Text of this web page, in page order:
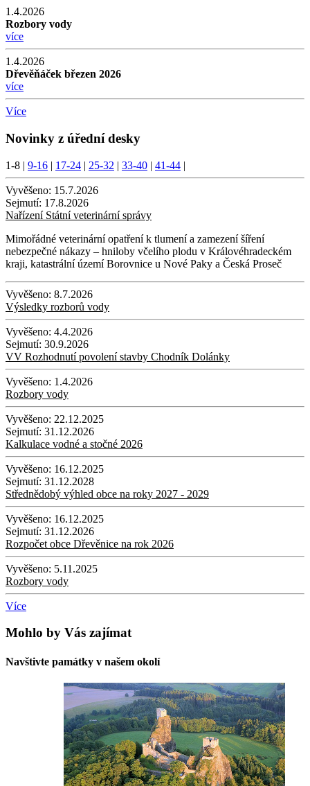
1.4.2026
Rozbory vody
více
1.4.2026
Dřevěňáček březen 2026
více
Více
Novinky z úřední desky
1-8 | 9-16 | 17-24 | 25-32 | 33-40 | 41-44 |
Vyvěšeno: 15.7.2026
Sejmutí: 17.8.2026
Nařízení Státní veterinární správy
Mimořádné veterinární opatření k tlumení a zamezení šíření
nebezpečné nákazy – hniloby včelího plodu v Královéhradeckém
kraji, katastrální území Borovnice u Nové Paky a Česká Proseč
Vyvěšeno: 8.7.2026
Výsledky rozborů vody
Vyvěšeno: 4.4.2026
Sejmutí: 30.9.2026
VV Rozhodnutí povolení stavby Chodník Dolánky
Vyvěšeno: 1.4.2026
Rozbory vody
Vyvěšeno: 22.12.2025
Sejmutí: 31.12.2026
Kalkulace vodné a stočné 2026
Vyvěšeno: 16.12.2025
Sejmutí: 31.12.2028
Střednědobý výhled obce na roky 2027 - 2029
Vyvěšeno: 16.12.2025
Sejmutí: 31.12.2026
Rozpočet obce Dřevěnice na rok 2026
Vyvěšeno: 5.11.2025
Rozbory vody
Více
Mohlo by Vás zajímat
Navštivte památky v našem okolí